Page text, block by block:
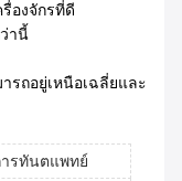
องจักรที่ดี
านี้
รถอยู่เหนือเฉลี่ยและ
รทันตแพทย์